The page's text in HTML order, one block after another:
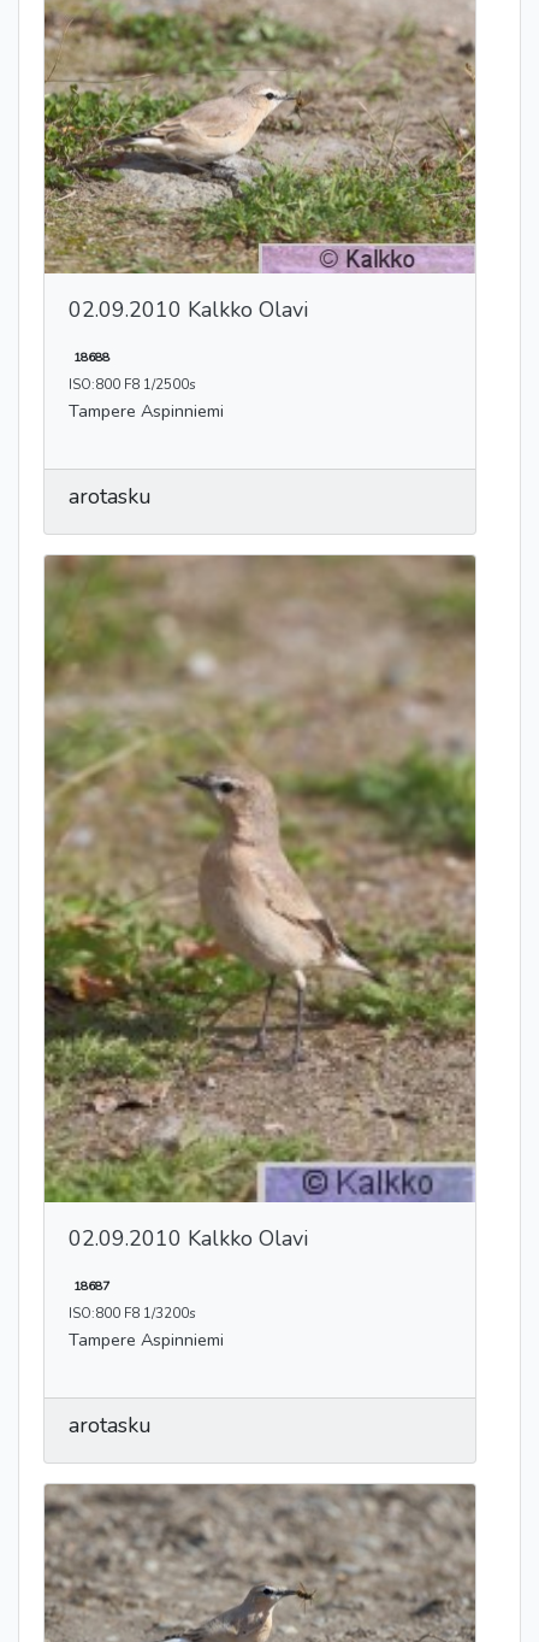
02.09.2010 Kalkko Olavi
18688
ISO:800 F8 1/2500s
Tampere Aspinniemi
arotasku
02.09.2010 Kalkko Olavi
18687
ISO:800 F8 1/3200s
Tampere Aspinniemi
arotasku